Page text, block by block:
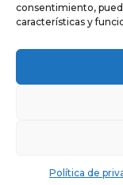
consentimiento,
características y
Política de
Acepto los
privacidad